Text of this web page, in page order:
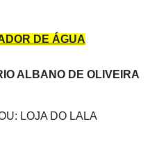
DE ÁGUA
ALBANO DE OLIVEIRA
LOJA DO LALA